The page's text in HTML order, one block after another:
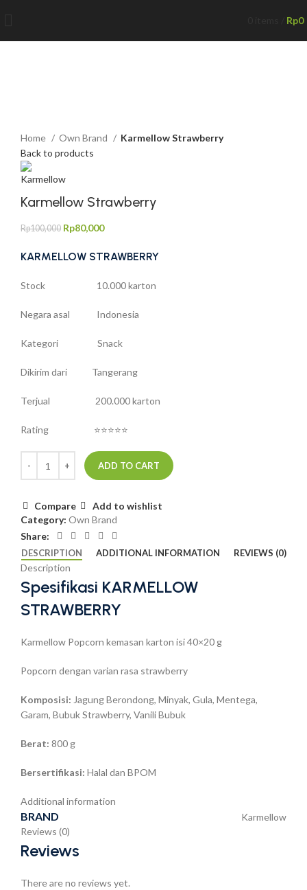
Rp0
Home
Own Brand
Karmellow Strawberry
Back to products
Karmellow Strawberry
Rp100,000 Rp80,000
KARMELLOW STRAWBERRY
Stock 10.000 karton
Negara asal Indonesia
Kategori Snack
Dikirim dari Tangerang
Terjual 200.000 karton
Rating ⭐⭐⭐⭐⭐
ADD TO CART
Compare
Add to wishlist
Category: Own Brand
Share:
DESCRIPTION ADDITIONAL INFORMATION REVIEWS (0)
Description
Spesifikasi KARMELLOW
STRAWBERRY
Karmellow Popcorn kemasan karton isi 40×20 g
Popcorn dengan varian rasa strawberry
Komposisi: Jagung Berondong, Minyak, Gula, Mentega,
Garam, Bubuk Strawberry, Vanili Bubuk
Berat: 800 g
Bersertifikasi: Halal dan BPOM
Additional information
BRAND
Karmellow
Reviews (0)
Reviews
There are no reviews yet.